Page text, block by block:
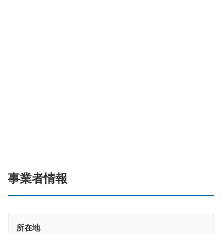
事業者情報
所在地